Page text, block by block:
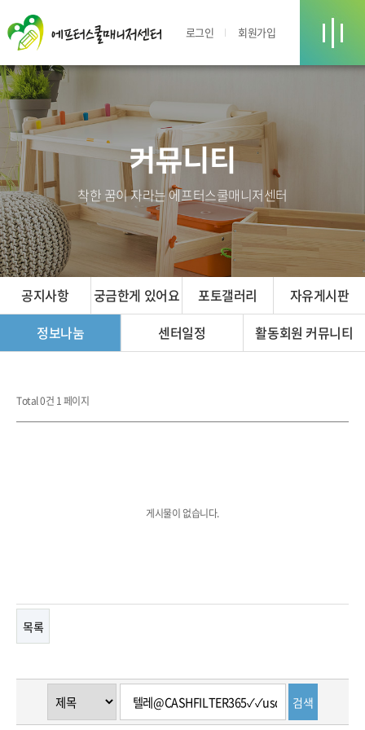
로그인 회원가입
커뮤니티
착한 꿈이 자라는 에프터스쿨매니저센터
공지사항 궁금한게 있어요 포토갤러리
자유게시판
정보나눔
센터일정 활동회원 커뮤니티
Total 0건 1 페이지
게시물이 없습니다.
목록